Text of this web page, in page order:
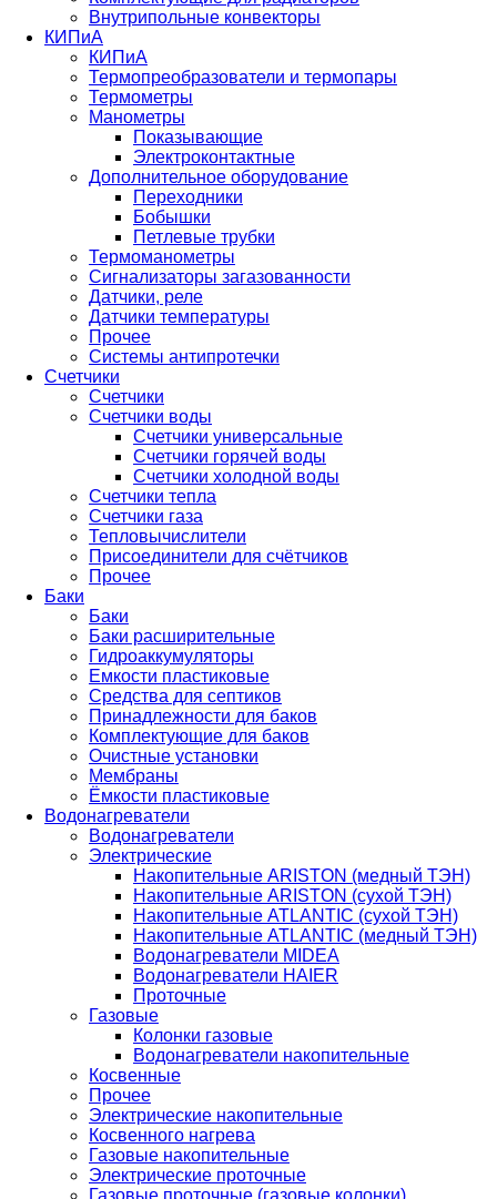
Внутрипольные конвекторы
КИПиА
КИПиА
Термопреобразователи и термопары
Термометры
Манометры
Показывающие
Электроконтактные
Дополнительное оборудование
Переходники
Бобышки
Петлевые трубки
Термоманометры
Сигнализаторы загазованности
Датчики, реле
Датчики температуры
Прочее
Системы антипротечки
Счетчики
Счетчики
Счетчики воды
Счетчики универсальные
Счетчики горячей воды
Счетчики холодной воды
Счетчики тепла
Счетчики газа
Тепловычислители
Присоединители для счётчиков
Прочее
Баки
Баки
Баки расширительные
Гидроаккумуляторы
Емкости пластиковые
Средства для септиков
Принадлежности для баков
Комплектующие для баков
Очистные установки
Мембраны
Ёмкости пластиковые
Водонагреватели
Водонагреватели
Электрические
Накопительные ARISTON (медный ТЭН)
Накопительные ARISTON (сухой ТЭН)
Накопительные ATLANTIC (сухой ТЭН)
Накопительные ATLANTIC (медный ТЭН)
Водонагреватели MIDEA
Водонагреватели HAIER
Проточные
Газовые
Колонки газовые
Водонагреватели накопительные
Косвенные
Прочее
Электрические накопительные
Косвенного нагрева
Газовые накопительные
Электрические проточные